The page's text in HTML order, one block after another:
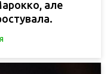
але